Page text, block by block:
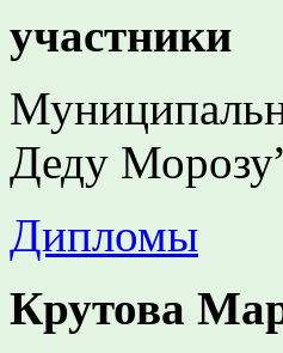
участники
Деду
Дипломы
Крутова